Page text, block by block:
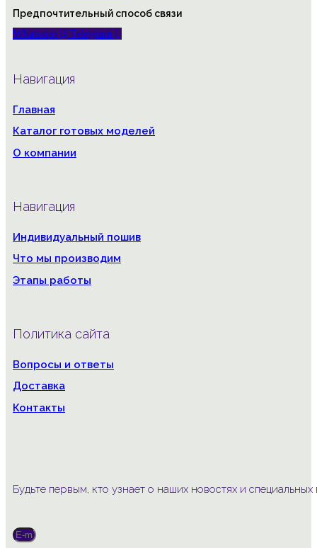
Предпочтительный способ связи
Whatsapp Telegram
Навигация
Главная
Каталог готовых моделей
О компании
Навигация
Индивидуальный пошив
Что мы производим
Этапы работы
Политика сайта
Вопросы и ответы
Доставка
Контакты
Будьте первым, кто узнает о наших новостях и